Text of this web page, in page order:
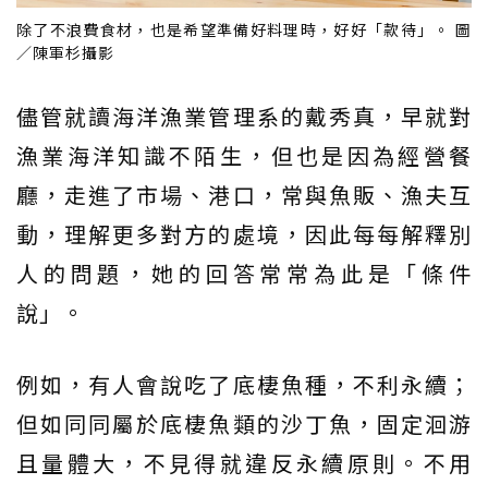
除了不浪費食材，也是希望準備好料理時，好好「款待」。 圖
／陳軍杉攝影
儘管就讀海洋漁業管理系的戴秀真，早就對
漁業海洋知識不陌生，但也是因為經營餐
廳，走進了市場、港口，常與魚販、漁夫互
動，理解更多對方的處境，因此每每解釋別
人的問題，她的回答常常為此是「條件
說」。
例如，有人會說吃了底棲魚種，不利永續；
但如同同屬於底棲魚類的沙丁魚，固定洄游
且量體大，不見得就違反永續原則。不用